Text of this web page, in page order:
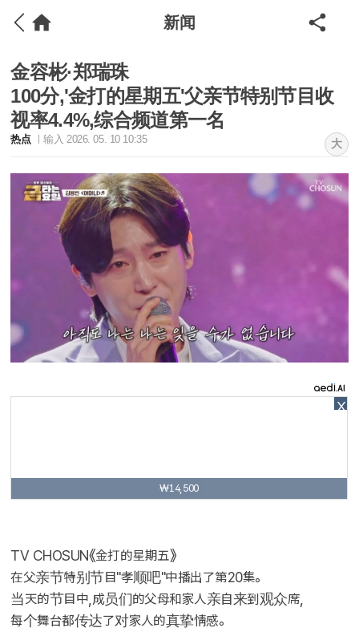
新闻
金容彬·郑瑞珠
100分,'金打的星期五'父亲节特别节目收
视率4.4%,综合频道第一名
热点 输入 2026. 05. 10 10:35 大
X
₩14,500
TV CHOSUN《金打的星期五》
在父亲节特别节目"孝顺吧"中播出了第20集。
当天的节目中,成员们的父母和家人亲自来到观众席,
每个舞台都传达了对家人的真挚情感。